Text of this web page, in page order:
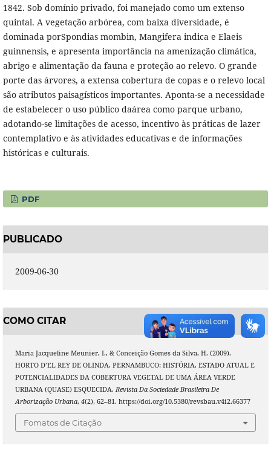
1842. Sob domínio privado, foi manejado como um extenso
quintal. A vegetação arbórea, com baixa diversidade, é
dominada porSpondias mombin, Mangifera indica e Elaeis
guinnensis, e apresenta importância na amenização climática,
abrigo e alimentação da fauna e proteção ao relevo. O grande
porte das árvores, a extensa cobertura de copas e o relevo local
são atributos paisagísticos importantes. Aponta-se a necessidade
de estabelecer o uso público daárea como parque urbano,
adotando-se limitações de acesso, incentivo às práticas de lazer
contemplativo e às atividades educativas e de informações
históricas e culturais.
PDF
PUBLICADO
2009-06-30
COMO CITAR
Maria Jacqueline Meunier, I., & Conceição Gomes da Silva, H. (2009).
HORTO D’EL REY DE OLINDA, PERNAMBUCO: HISTÓRIA, ESTADO ATUAL E
POTENCIALIDADES DA COBERTURA VEGETAL DE UMA ÁREA VERDE
URBANA (QUASE) ESQUECIDA. Revista Da Sociedade Brasileira De
Arborização Urbana, 4(2), 62–81. https://doi.org/10.5380/revsbau.v4i2.66377
Fomatos de Citação